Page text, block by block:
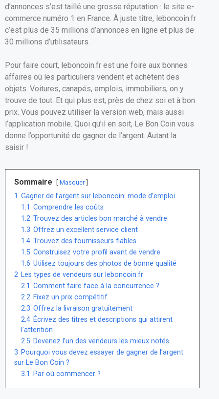
d’annonces s’est taillé une grosse réputation : le site e-
commerce numéro 1 en France. À juste titre, leboncoin.fr
c’est plus de 35 millions d’annonces en ligne et plus de
30 millions d’utilisateurs.
Pour faire court, leboncoin.fr est une foire aux bonnes
affaires où les particuliers vendent et achètent des
objets. Voitures, canapés, emplois, immobiliers, on y
trouve de tout. Et qui plus est, près de chez soi et à bon
prix. Vous pouvez utiliser la version web, mais aussi
l’application mobile. Quoi qu’il en soit, Le Bon Coin vous
donne l’opportunité de gagner de l’argent. Autant la
saisir !
Sommaire Masquer
1 Gagner de l’argent sur leboncoin: mode d’emploi
1.1 Comprendre les coûts
1.2 Trouvez des articles bon marché à vendre
1.3 Offrez un excellent service client
1.4 Trouvez des fournisseurs fiables
1.5 Construisez votre profil avant de vendre
1.6 Utilisez toujours des photos de bonne qualité
2 Les types de vendeurs sur leboncoin.fr
2.1 Comment faire face à la concurrence ?
2.2 Fixez un prix compétitif
2.3 Offrez la livraison gratuitement
2.4 Écrivez des titres et descriptions qui attirent
l’attention
2.5 Devenez l’un des vendeurs les mieux notés
3 Pourquoi vous devez essayer de gagner de l’argent
sur Le Bon Coin ?
3.1
Par où commencer ?